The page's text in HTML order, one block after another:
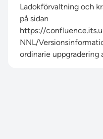
Ladokförvaltning och
på sidan
https://
NNL/
ordinarie uppgradering